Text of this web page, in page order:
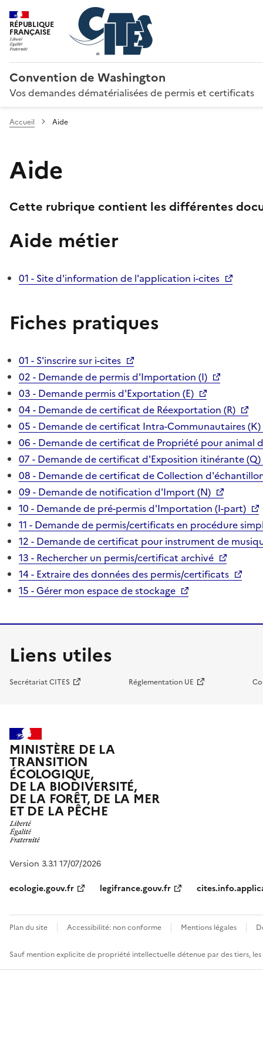
RÉPUBLIQUE
FRANÇAISE
Convention de Washington
Vos demandes dématérialisées de permis et certificats
Accueil Aide
Aide
Cette rubrique contient les différentes
Aide métier
01 - Site d'information de l'application i-cites
Fiches pratiques
01 - S'inscrire sur i-cites
02 - Demande de permis d'Importation (I)
03 - Demande permis d'Exportation (E)
04 - Demande de certificat de Réexportation (R)
05 - Demande de certificat Intra-Communautaires (K)
06 - Demande de certificat de Propriété pour animal
07 - Demande de certificat d'Exposition itinérante (Q)
08 - Demande de certificat de Collection
09 - Demande de notification d'Import (N)
10 - Demande de pré-permis d'Importation (I-part)
11 - Demande de permis/certificats en procédure
12 - Demande de certificat pour instrument de
13 - Rechercher un permis/certificat archivé
14 - Extraire des données des permis/certificats
15 - Gérer mon espace de stockage
Liens utiles
Secrétariat CITES Réglementation UE
MINISTÈRE DE LA
TRANSITION
ÉCOLOGIQUE,
DE LA BIODIVERSITÉ,
DE LA FORÊT, DE LA MER
ET DE LA PÊCHE
Version 3.3.1 17/07/2026
ecologie.gouv.fr
legifrance.gouv.fr
Plan du site Accessibilité: non conforme Mentions légales
Sauf mention explicite de propriété intellectuelle détenue par des tiers,